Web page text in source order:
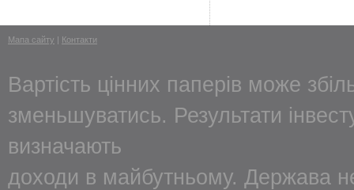
Мапа сайту | Контакти
Вартість цінних паперів може
зменьшуватись. Результати
визначають
доходи в майбутньому. Держава не